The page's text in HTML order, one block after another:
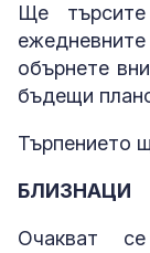
Ще
обърнете
бъдещи
Търпението
БЛИЗНАЦИ
Очакват